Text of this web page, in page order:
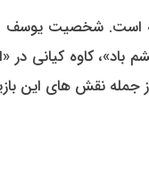
است. شخصیت یوسف
باد»، کاوه کیانی